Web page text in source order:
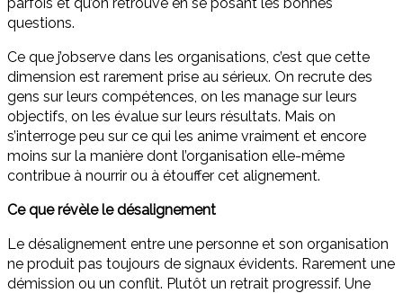
questions.
Ce que j’observe dans les organisations, c’est que cette
dimension est rarement prise au sérieux. On recrute des
gens sur leurs compétences, on les manage sur leurs
objectifs, on les évalue sur leurs résultats. Mais on
s’interroge peu sur ce qui les anime vraiment et encore
moins sur la manière dont l’organisation elle-même
contribue à nourrir ou à étouffer cet alignement.
Ce que révèle le désalignement
Le désalignement entre une personne et son organisation
ne produit pas toujours de signaux évidents. Rarement une
démission ou un conflit. Plutôt un retrait progressif. Une